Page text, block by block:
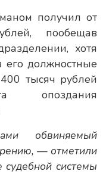
получил от
пообещав
хотя
должностные
тысяч рублей
опоздания
обвиняемый
— отметили
системы